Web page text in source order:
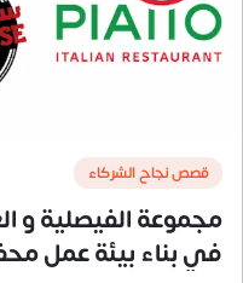
قصص نجاح الشركاء
مجموعة الفيصلية و
في بناء بيئة عمل